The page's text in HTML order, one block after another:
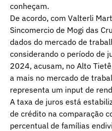
conheçam.
De acordo, com Valterli
Sincomercio de Mogi das
dados do mercado de
considerando o período de
2024, acusam, no Alto
a mais no mercado de
representa um input de
A taxa de juros está
de crédito na comparação
percentual de famílias